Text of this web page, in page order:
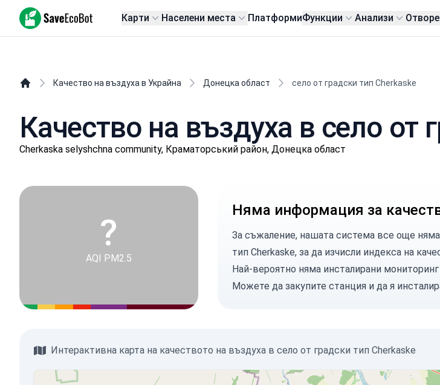
SaveEcoBot Карти Населени места ПлатформиФункции Анализи
Качество на въздуха в Украйна Донецка област село от градски тип Cherkaske
Качество на въздуха в село от
Cherkaska selyshchna community, Краматорський район, Донецка област
?
AQI PM2.5
Няма информация за
За съжаление, нашата система все още
тип Cherkaske, за да изчисли индекса на
Най-вероятно няма инсталирани
Можете да закупите станцияи да я
Интерактивна карта на качеството на въздуха в село от градски тип Cherkaske